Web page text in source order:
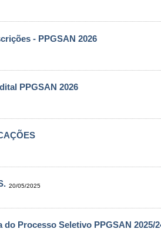
- PPGSAN 2026
PPGSAN 2026
20/05/2025
do Processo Seletivo PPGSAN 2025/